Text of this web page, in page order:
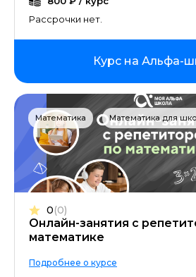
Рассрочки нет.
Курс на Альфа-
Математика Математика для
Онлайн-занятия с
математике
0(0)
Подробнее о курсе